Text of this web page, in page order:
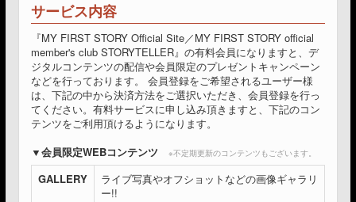
サービス内容
『MY FIRST STORY Official Site／MY FIRST STORY official
member's club STORYTELLER』の有料会員になりますと、デ
ジタルコンテンツの配信や会員限定のプレゼントキャンペーン
などを行っております。 会員登録をご希望されるユーザー様
は、下記の中から決済方法をご選択いただき、会員登録を行っ
てください。有料サービスに申し込み頂きますと、下記のコン
テンツをご利用頂けるようになります。
会員限定WEBコンテンツ
※不定期更新のコンテンツもございます。
GALLERY
ライブ写真やオフショットなどの画像ギャラリ
ー!!